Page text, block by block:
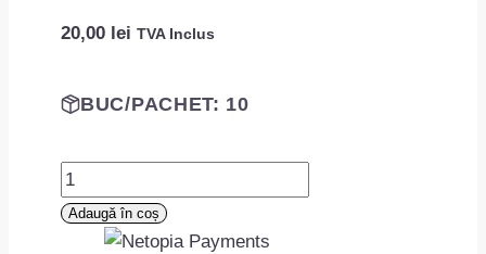
20,00 lei TVA Inclus
BUC/PACHET: 10
Cantitate
Holtsurub
autofiletant
Adaugă în coș